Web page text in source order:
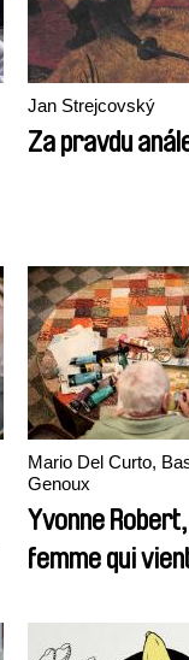
Jan Strejcovský
Za pravdu
Mario Del Curto,
Genoux
Yvonne
femme qui